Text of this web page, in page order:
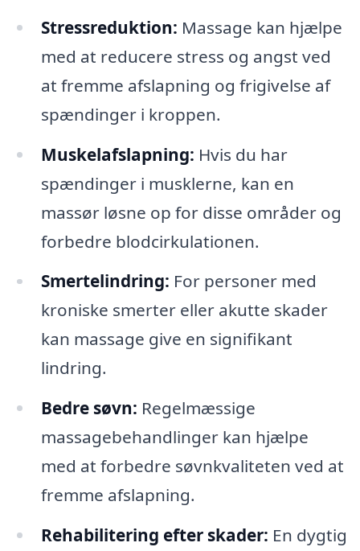
Stressreduktion: Massage kan hjælpe
med at reducere stress og angst ved
at fremme afslapning og frigivelse af
spændinger i kroppen.
Muskelafslapning: Hvis du har
spændinger i musklerne, kan en
massør løsne op for disse områder og
forbedre blodcirkulationen.
Smertelindring: For personer med
kroniske smerter eller akutte skader
kan massage give en signifikant
lindring.
Bedre søvn: Regelmæssige
massagebehandlinger kan hjælpe
med at forbedre søvnkvaliteten ved at
fremme afslapning.
Rehabilitering efter skader: En dygtig